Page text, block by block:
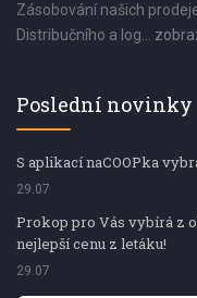
Zásobování našich
Distribučního a log...
Poslední novinky
S aplikací naCOOPka
29.07
Prokop pro Vás vybírá z
nejlepší cenu z letáku!
29.07